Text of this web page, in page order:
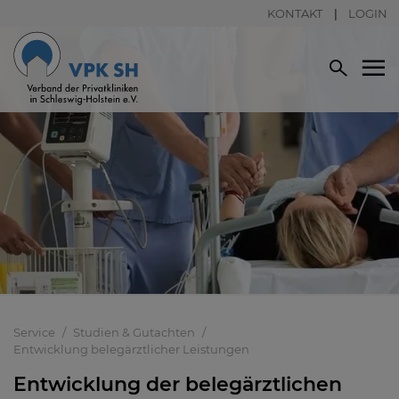
KONTAKT LOGIN
Service
Studien & Gutachten
Entwicklung belegärztlicher Leistungen
Entwicklung der belegärztlichen